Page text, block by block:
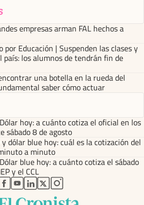
empresas arman FAL hechos a
por Educación | Suspenden las clases y
país: los alumnos de tendrán fin de
una botella en la rueda del
saber cómo actuar
Dólar hoy: a cuánto cotiza el oficial en los
sábado 8 de agosto
dólar blue hoy: cuál es la cotización del
a minuto
Dólar blue hoy: a cuánto cotiza el sábado
y el CCL
abre en nueva pestaña
abre en nueva pestaña
abre en nueva pestaña
abre en nueva pestaña
abre en nueva pestaña